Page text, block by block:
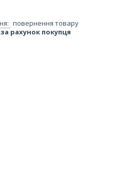
повернення товару
за рахунок покупця